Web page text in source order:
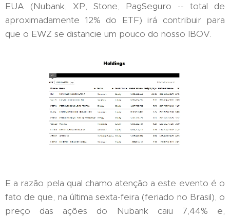
EUA (Nubank, XP, Stone, PagSeguro -- total de
aproximadamente 12% do ETF) irá contribuir para
que o EWZ se distancie um pouco do nosso IBOV.
E a razão pela qual chamo atenção a este evento é o
fato de que, na última sexta-feira (feriado no Brasil), o
preço das ações do Nubank caiu 7,44% e,